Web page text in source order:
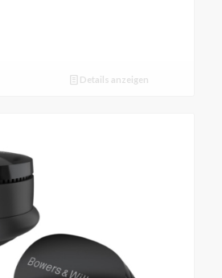
Details anzeigen